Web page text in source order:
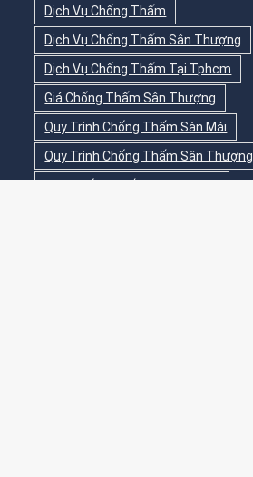
Dịch Vụ Chống Thấm
Dịch Vụ Chống Thấm Sân Thượng
Dịch Vụ Chống Thấm Tại Tphcm
Giá Chống Thấm Sân Thượng
Quy Trình Chống Thấm Sàn Mái
Quy Trình Chống Thấm Sân Thượng